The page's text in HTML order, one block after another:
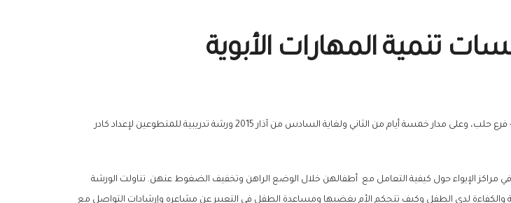
تنمية المهارات الأبوية
أقام المركز ‫‏الاستشاري للدعم النفسي الاجتماعي التابع لمنظمة الهلال الأحمر العربي السوري- فرع ‫‏حلب، وعلى مدار خمسة أيام من الثاني ولغاية السادس من آذار 2015 ورشة تدريبية للمتطوعين لإعداد كادر
مراكز الإيواء حول كيفية التعامل مع أطفالهن خلال الوضع الراهن وتخفيف الضغوط عنهن. تناولت الورشة
والكفاءة لدى الطفل وكيف تتحكم الأم بغضبها ومساعدة الطفل في التعبير عن مشاعره وإرشادات التواصل مع